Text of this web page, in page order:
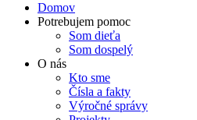
Domov
Potrebujem pomoc
Som dieťa
Som dospelý
O nás
Kto sme
Čísla a fakty
Výročné správy